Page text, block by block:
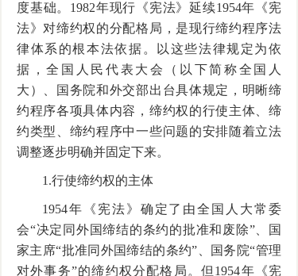
度基础。 1982年现行《宪法》延续1954年《宪
法》对缔约权的分配格局，是现行缔约程序法
律体系的根本法依据。以这些法律规定为依
据，全国人民代表大会（以下简称全国人
大）、国务院和外交部出台具体规定，明晰缔
约程序各项具体内容，缔约权的行使主体、缔
约类型、缔约程序中一些问题的安排随着立法
调整逐步明确并固定下来。
1.行使缔约权的主体
1954年《宪法》确定了由全国人大常委
会“决定同外国缔结的条约的批准和废除”、国
家主席“批准同外国缔结的条约”、国务院“管理
对外事务”的缔约权分配格局。但 1954年《宪